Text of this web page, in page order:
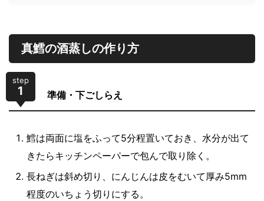
真鱈の酒蒸しの作り方
step
1 準備・下ごしらえ
鱈は両面に塩をふって5分程置いておき、水分が出て
きたらキッチンペーパーで包んで取り除く。
長ねぎは斜め切り、にんじんは皮をむいて厚み5mm
程度のいちょう切りにする。